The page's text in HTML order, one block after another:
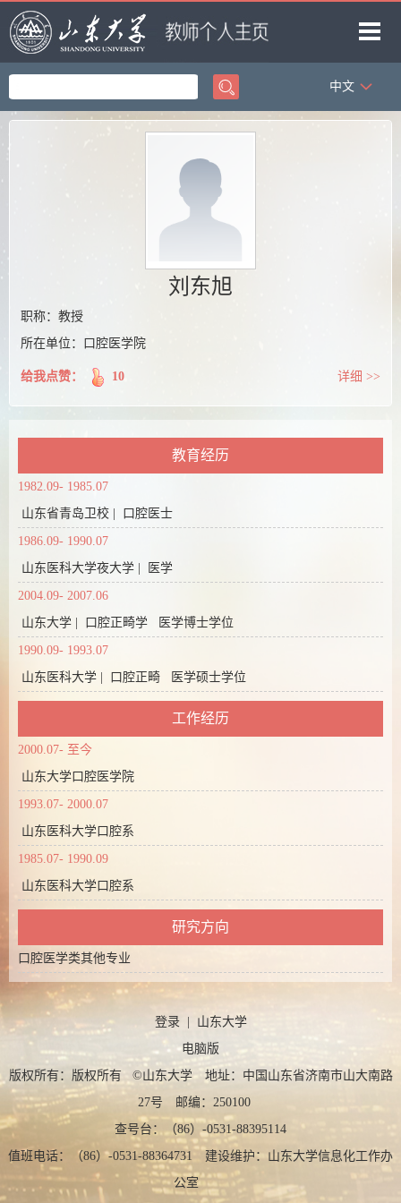
首页
中文
刘东旭
职称：教授
所在单位：口腔医学院
给我点赞： 10 详细 >>
教育经历
1982.09- 1985.07
山东省青岛卫校 | 口腔医士
1986.09- 1990.07
山东医科大学夜大学 | 医学
2004.09- 2007.06
山东大学 | 口腔正畸学 医学博士学位
1990.09- 1993.07
山东医科大学 | 口腔正畸 医学硕士学位
工作经历
2000.07- 至今
山东大学口腔医学院
1993.07- 2000.07
山东医科大学口腔系
1985.07- 1990.09
山东医科大学口腔系
研究方向
口腔医学类其他专业
登录| 山东大学
电脑版
版权所有：版权所有 ©山东大学 地址：中国山东省济南市山大南路
27号 邮编：250100
查号台：（86）-0531-88395114
值班电话：（86）-0531-88364731 建设维护：山东大学信息化工作办
公室